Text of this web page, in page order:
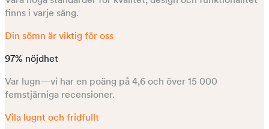
finns i varje säng.
Din sömn är viktig för oss
97% nöjdhet
Var lugn—vi har en poäng på 4,6 och över 15 000
femstjärniga recensioner.
Vila lugnt och fridfullt